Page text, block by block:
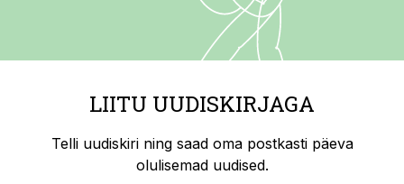
LIITU UUDISKIRJAGA
Telli uudiskiri ning saad oma postkasti päeva
olulisemad uudised.